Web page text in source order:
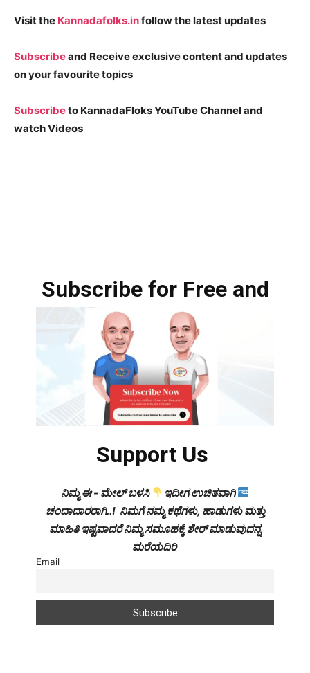
Visit the Kannadafolks.infollow the latest updates
Subscribeand Receive exclusive content and updates
on your favourite topics
Subscribeto KannadaFloks YouTube Channel and
watch Videos
Subscribe for Free and
Support Us
ನಿಮ್ಮ ಈ - ಮೇಲ್ ಬಳಸಿ
ಇದೀಗ ಉಚಿತವಾಗಿ
ಚಂದಾದಾರರಾಗಿ..! ನಿಮಗೆ ನಮ್ಮ ಕಥೆಗಳು, ಹಾಡುಗಳು ಮತ್ತು
ಮಾಹಿತಿ ಇಷ್ಟವಾದರೆ ನಿಮ್ಮ ಸಮೂಹಕ್ಕೆ ಶೇರ್ ಮಾಡುವುದನ್ನ
ಮರೆಯದಿರಿ
Email